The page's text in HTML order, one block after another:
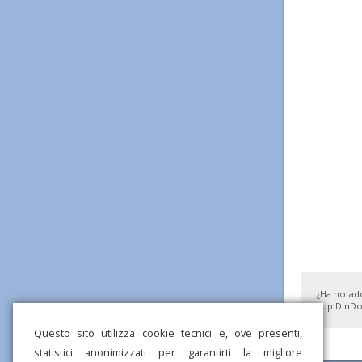
Questo sito utilizza cookie tecnici e, ove presenti,
statistici anonimizzati per garantirti la migliore
¿Ha
app